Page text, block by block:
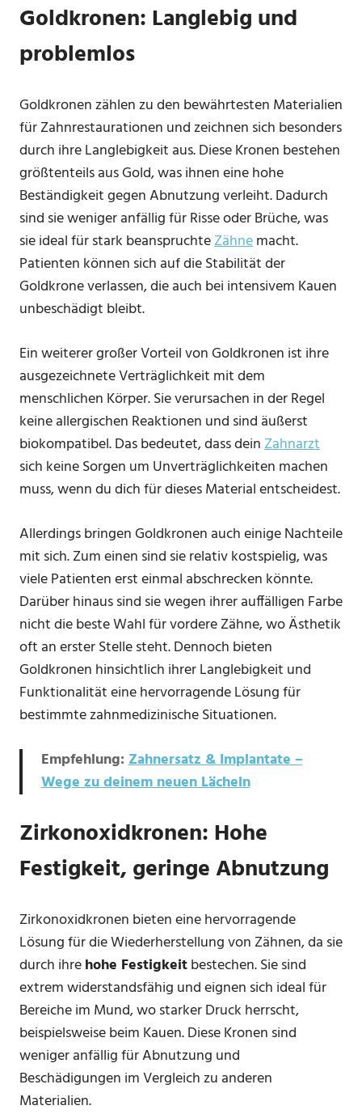
Goldkronen: Langlebig und
problemlos
Goldkronen zählen zu den bewährtesten Materialien
für Zahnrestaurationen und zeichnen sich besonders
durch ihre Langlebigkeit aus. Diese Kronen bestehen
größtenteils aus Gold, was ihnen eine hohe
Beständigkeit gegen Abnutzung verleiht. Dadurch
sind sie weniger anfällig für Risse oder Brüche, was
sie ideal für stark beanspruchteZähnemacht.
Patienten können sich auf die Stabilität der
Goldkrone verlassen, die auch bei intensivem Kauen
unbeschädigt bleibt.
Ein weiterer großer Vorteil von Goldkronen ist ihre
ausgezeichnete Verträglichkeit mit dem
menschlichen Körper. Sie verursachen in der Regel
keine allergischen Reaktionen und sind äußerst
biokompatibel. Das bedeutet, dass deinZahnarzt
sich keine Sorgen um Unverträglichkeiten machen
muss, wenn du dich für dieses Material entscheidest.
Allerdings bringen Goldkronen auch einige Nachteile
mit sich. Zum einen sind sie relativ kostspielig, was
viele Patienten erst einmal abschrecken könnte.
Darüber hinaus sind sie wegen ihrer auffälligen Farbe
nicht die beste Wahl für vordere Zähne, wo Ästhetik
oft an erster Stelle steht. Dennoch bieten
Goldkronen hinsichtlich ihrer Langlebigkeit und
Funktionalität eine hervorragende Lösung für
bestimmte zahnmedizinische Situationen.
Empfehlung:Zahnersatz & Implantate –
Wege zu deinem neuen Lächeln
Zirkonoxidkronen: Hohe
Festigkeit, geringe Abnutzung
Zirkonoxidkronen bieten eine hervorragende
Lösung für die Wiederherstellung von Zähnen, da sie
durch ihrehohe Festigkeitbestechen. Sie sind
extrem widerstandsfähig und eignen sich ideal für
Bereiche im Mund, wo starker Druck herrscht,
beispielsweise beim Kauen. Diese Kronen sind
weniger anfällig für Abnutzung und
Beschädigungen im Vergleich zu anderen
Materialien.